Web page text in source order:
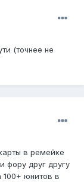
(точнее не
в ремейке
фору друг другу
100+ юнитов в